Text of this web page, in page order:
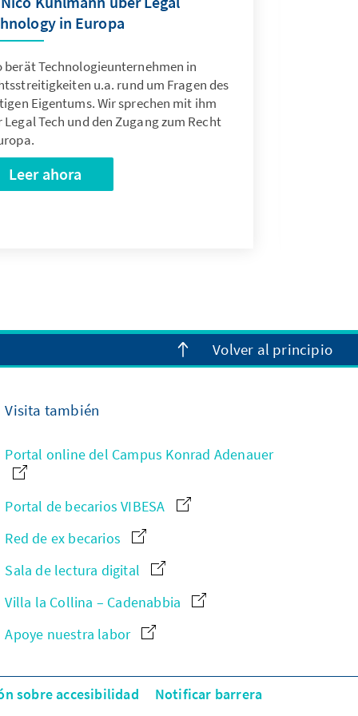
in Europa
berät Technologieunternehmen in
u.a. rund um Fragen des
Eigentums. Wir sprechen mit ihm
Legal Tech und den Zugang zum Recht
Leer ahora
Volver al principio
Visita también
Portal online del Campus Konrad Adenauer
Portal de becarios VIBESA
Red de ex becarios
Sala de lectura digital
Villa la Collina – Cadenabbia
Apoye nuestra labor
sobre accesibilidad Notificar barrera